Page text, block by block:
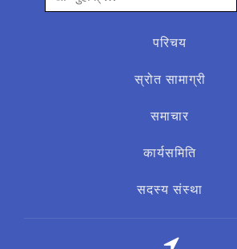
लागी
परिचय
स्रोत सामाग्री
समाचार
कार्यसमिति
सदस्य संस्था